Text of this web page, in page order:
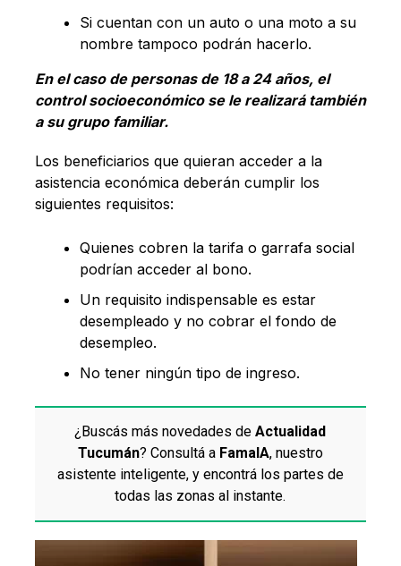
Si cuentan con un auto o una moto a su
nombre tampoco podrán hacerlo.
En el caso de personas de 18 a 24 años, el
control socioeconómico se le realizará también
a su grupo familiar.
Los beneficiarios que quieran acceder a la
asistencia económica deberán cumplir los
siguientes requisitos:
Quienes cobren la tarifa o garrafa social
podrían acceder al bono.
Un requisito indispensable es estar
desempleado y no cobrar el fondo de
desempleo.
No tener ningún tipo de ingreso.
¿Buscás más novedades deActualidad
Tucumán? Consultá a FamaIA, nuestro
asistente inteligente, y encontrá los partes de
todas las zonas al instante.